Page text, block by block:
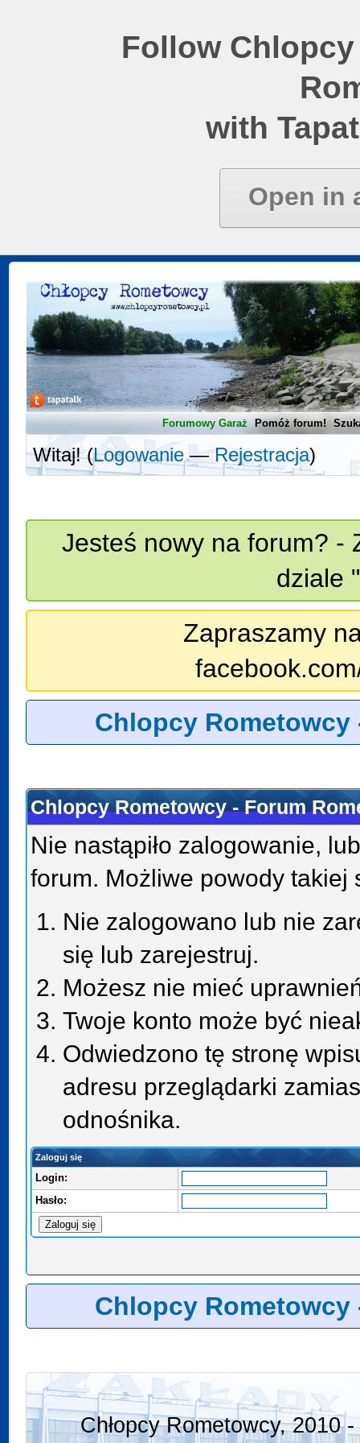
Follow
with
Open in
Forumowy Garaż Pomóż forum!
Witaj! (Logowanie—Rejestracja)
Jesteś nowy na forum? -
dziale
Zapraszamy
Chlopcy Rometowcy
Chlopcy Rometowcy - Forum
Nie nastąpiło zalogowanie,
forum. Możliwe powody takiej
Nie zalogowano lub nie
się lub zarejestruj.
Możesz nie mieć
Twoje konto może być
Odwiedzono tę stronę
adresu przeglądarki
odnośnika.
Zaloguj się
Login:
Hasło:
Chlopcy Rometowcy
Chłopcy Rometowcy, 2010